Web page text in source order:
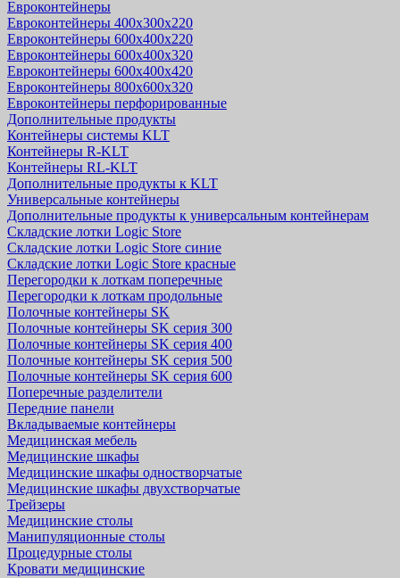
Евроконтейнеры
Евроконтейнеры 400х300х220
Евроконтейнеры 600х400х220
Евроконтейнеры 600х400х320
Евроконтейнеры 600х400х420
Евроконтейнеры 800х600х320
Евроконтейнеры перфорированные
Дополнительные продукты
Контейнеры системы KLT
Контейнеры R-KLT
Контейнеры RL-KLT
Дополнительные продукты к KLT
Универсальные контейнеры
Дополнительные продукты к универсальным контейнерам
Складские лотки Logic Store
Складские лотки Logic Store синие
Складские лотки Logic Store красные
Перегородки к лоткам поперечные
Перегородки к лоткам продольные
Полочные контейнеры SK
Полочные контейнеры SK серия 300
Полочные контейнеры SK серия 400
Полочные контейнеры SK серия 500
Полочные контейнеры SK серия 600
Поперечные разделители
Передние панели
Вкладываемые контейнеры
Медицинская мебель
Медицинские шкафы
Медицинские шкафы одностворчатые
Медицинские шкафы двухстворчатые
Трейзеры
Медицинские столы
Манипуляционные столы
Процедурные столы
Кровати медицинские